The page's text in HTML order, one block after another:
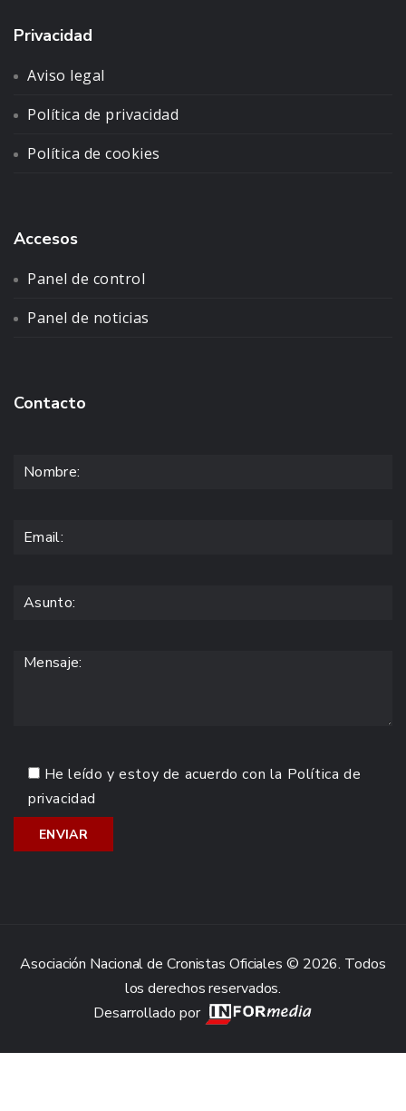
Privacidad
Aviso legal
Política de privacidad
Política de cookies
Accesos
Panel de control
Panel de noticias
Contacto
He leído y estoy de acuerdo con la Política de
privacidad
Asociación Nacional de Cronistas Oficiales © 2026. Todos
los derechos reservados.
Desarrollado por